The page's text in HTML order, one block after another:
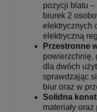
pozycji blatu
biurek 2
elektrycznych
elektryczną
Przestronne
powierzchnię,
dla dwóch
sprawdzając
biur oraz w
Solidna
materiały